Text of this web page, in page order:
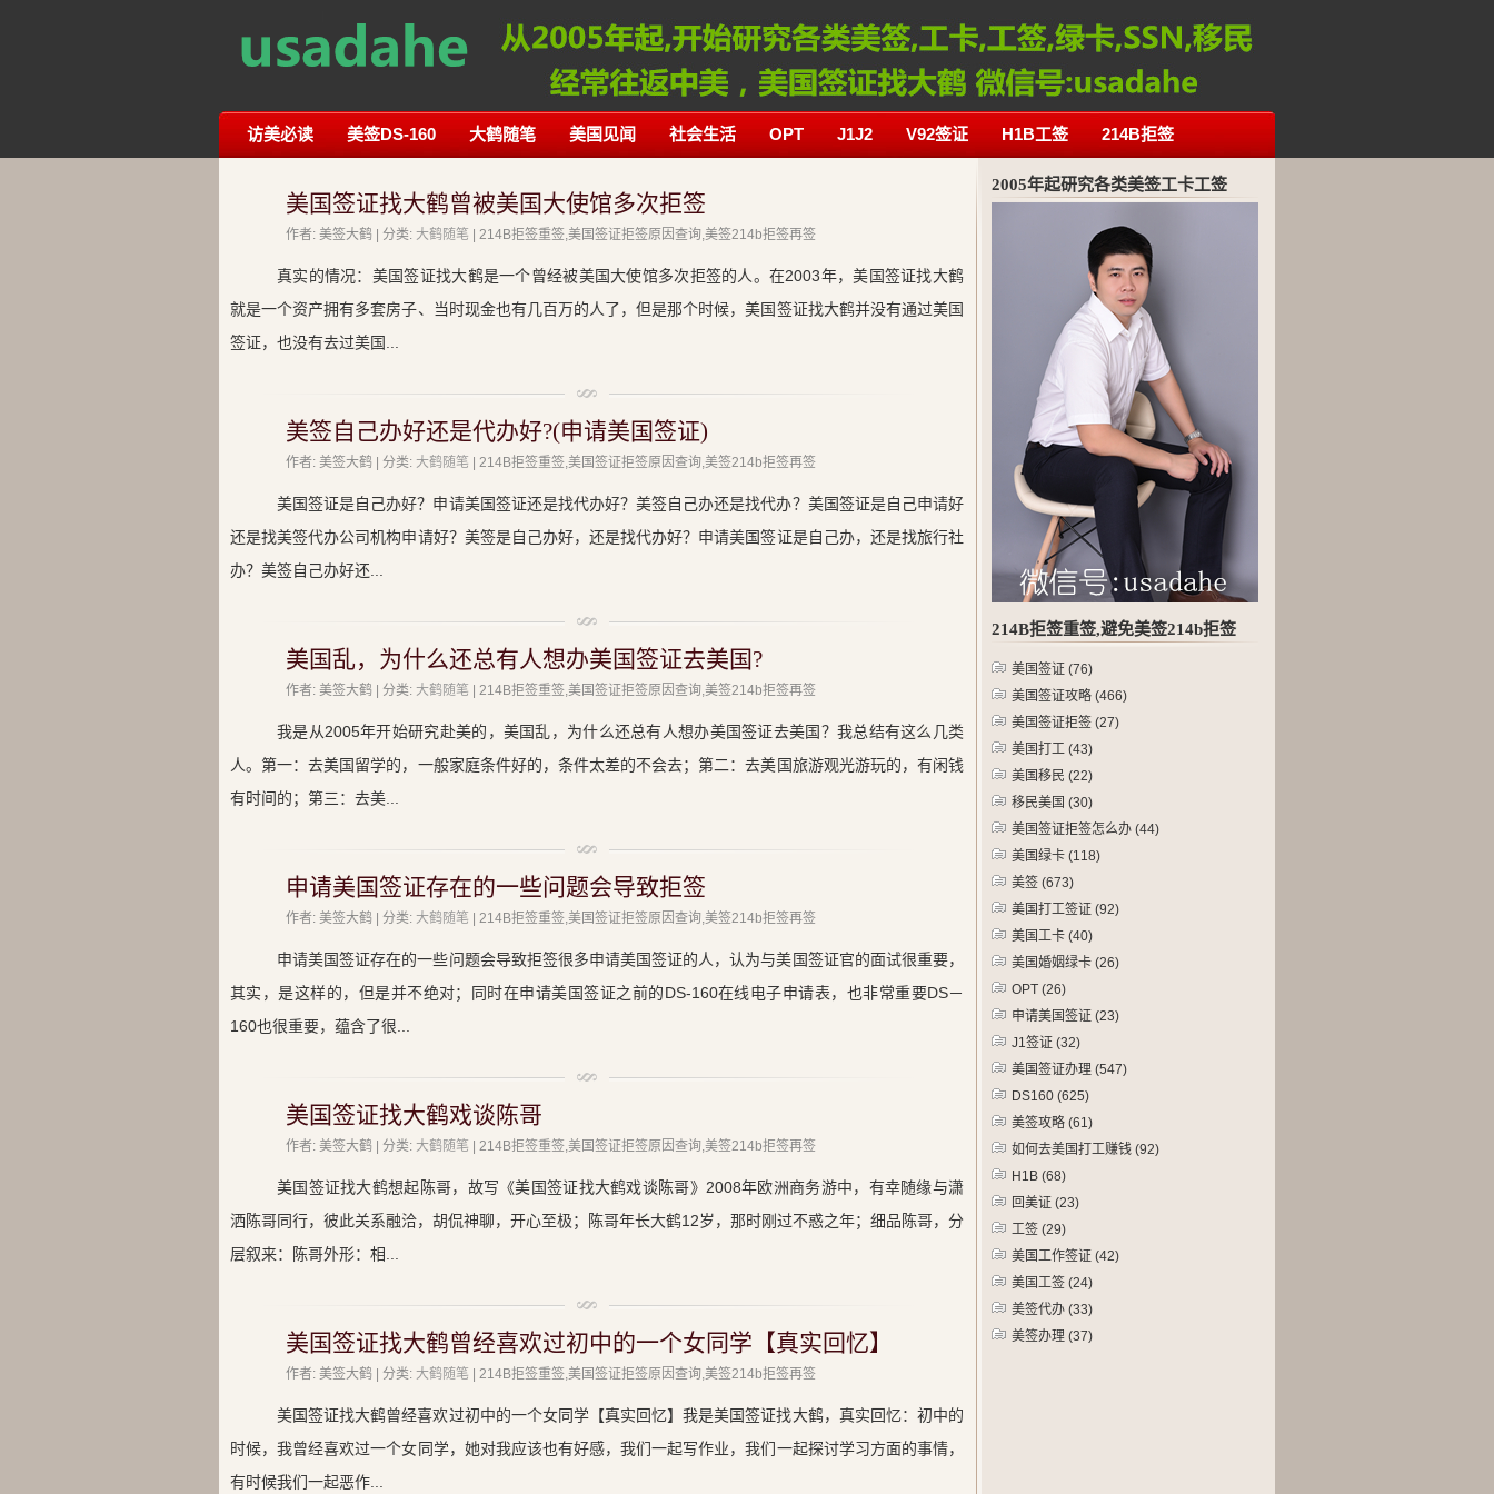
访美必读 美签DS-160 大鹤随笔 美国见闻 社会生活 OPT J1J2 V92签证 H1B工签 214B拒签
美国签证找大鹤曾被美国大使馆多次拒签
作者: 美签大鹤 | 分类: 大鹤随笔 | 214B拒签重签,美国签证拒签原因查询,美签214b拒签再签
真实的情况：美国签证找大鹤是一个曾经被美国大使馆多次拒签的人。在2003年，美国签证找大鹤
就是一个资产拥有多套房子、当时现金也有几百万的人了，但是那个时候，美国签证找大鹤并没有通过美国
签证，也没有去过美国...
美签自己办好还是代办好?(申请美国签证)
作者: 美签大鹤 | 分类: 大鹤随笔 | 214B拒签重签,美国签证拒签原因查询,美签214b拒签再签
美国签证是自己办好？申请美国签证还是找代办好？美签自己办还是找代办？美国签证是自己申请好
还是找美签代办公司机构申请好？美签是自己办好，还是找代办好？申请美国签证是自己办，还是找旅行社
办？美签自己办好还...
美国乱，为什么还总有人想办美国签证去美国?
作者: 美签大鹤 | 分类: 大鹤随笔 | 214B拒签重签,美国签证拒签原因查询,美签214b拒签再签
我是从2005年开始研究赴美的，美国乱，为什么还总有人想办美国签证去美国？我总结有这么几类
人。第一：去美国留学的，一般家庭条件好的，条件太差的不会去；第二：去美国旅游观光游玩的，有闲钱
有时间的；第三：去美...
申请美国签证存在的一些问题会导致拒签
作者: 美签大鹤 | 分类: 大鹤随笔 | 214B拒签重签,美国签证拒签原因查询,美签214b拒签再签
申请美国签证存在的一些问题会导致拒签很多申请美国签证的人，认为与美国签证官的面试很重要，
其实，是这样的，但是并不绝对；同时在申请美国签证之前的DS-160在线电子申请表，也非常重要DS－
160也很重要，蕴含了很...
美国签证找大鹤戏谈陈哥
作者: 美签大鹤 | 分类: 大鹤随笔 | 214B拒签重签,美国签证拒签原因查询,美签214b拒签再签
美国签证找大鹤想起陈哥，故写《美国签证找大鹤戏谈陈哥》2008年欧洲商务游中，有幸随缘与潇
洒陈哥同行，彼此关系融洽，胡侃神聊，开心至极；陈哥年长大鹤12岁，那时刚过不惑之年；细品陈哥，分
层叙来：陈哥外形：相...
美国签证找大鹤曾经喜欢过初中的一个女同学【真实回忆】
作者: 美签大鹤 | 分类: 大鹤随笔 | 214B拒签重签,美国签证拒签原因查询,美签214b拒签再签
美国签证找大鹤曾经喜欢过初中的一个女同学【真实回忆】我是美国签证找大鹤，真实回忆：初中的
时候，我曾经喜欢过一个女同学，她对我应该也有好感，我们一起写作业，我们一起探讨学习方面的事情，
有时候我们一起恶作...
2005年起研究各类美签工卡工签
214B拒签重签,避免美签214b拒签
美国签证 (76)
美国签证攻略 (466)
美国签证拒签 (27)
美国打工 (43)
美国移民 (22)
移民美国 (30)
美国签证拒签怎么办 (44)
美国绿卡 (118)
美签 (673)
美国打工签证 (92)
美国工卡 (40)
美国婚姻绿卡 (26)
OPT (26)
申请美国签证 (23)
J1签证 (32)
美国签证办理 (547)
DS160 (625)
美签攻略 (61)
如何去美国打工赚钱 (92)
H1B (68)
回美证 (23)
工签 (29)
美国工作签证 (42)
美国工签 (24)
美签代办 (33)
美签办理 (37)